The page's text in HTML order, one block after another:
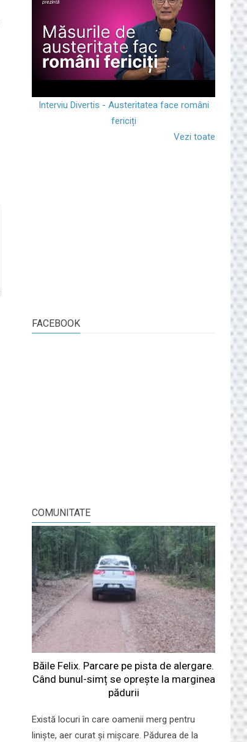
Interviu Divertis - Austeritatea face români
fericiți
Vezi toate
FACEBOOK
COMUNITATE
Băile Felix. Parcare pe pista de alergare.
Când bunul-simț se oprește la marginea
pădurii
Există locuri în care oamenii merg pentru
liniște, aer curat și mișcare. Pădurea de la